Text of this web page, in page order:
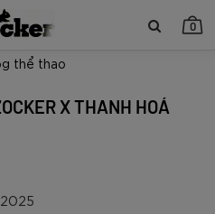
0
thể thao
X THANH HOÁ